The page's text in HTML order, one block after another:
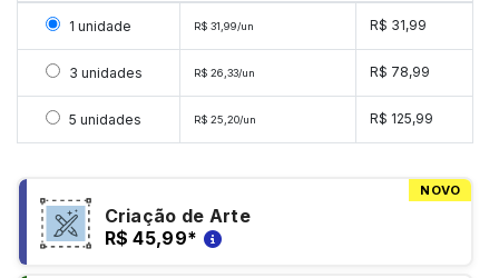
Selecionar 1 unidade
1 unidade R$ 31,99/un R$ 31,99
Selecionar 3 unidades
3 unidades R$ 26,33/un R$ 78,99
Selecionar 5 unidades
5 unidades R$ 25,20/un R$ 125,99
NOVO
Criação de Arte
R$ 45,99*